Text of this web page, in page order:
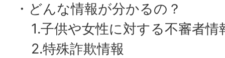
・どんな情報が分かるの？
1.子供や女性に対する不審者情
2.特殊詐欺情報